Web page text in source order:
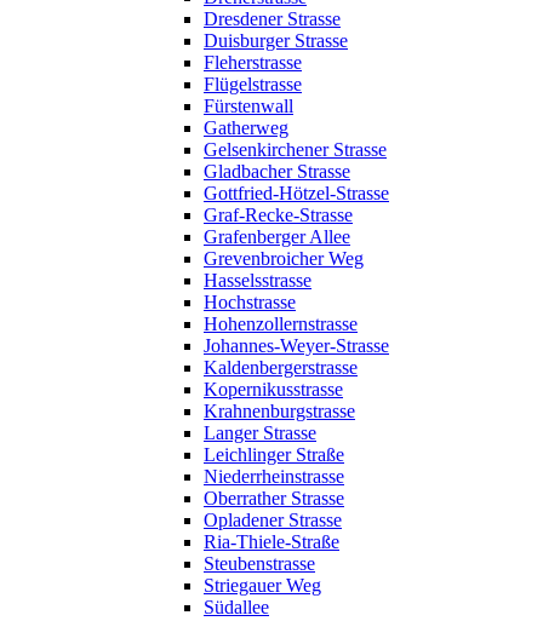
Dresdener Strasse
Duisburger Strasse
Fleherstrasse
Flügelstrasse
Fürstenwall
Gatherweg
Gelsenkirchener Strasse
Gladbacher Strasse
Gottfried-Hötzel-Strasse
Graf-Recke-Strasse
Grafenberger Allee
Grevenbroicher Weg
Hasselsstrasse
Hochstrasse
Hohenzollernstrasse
Johannes-Weyer-Strasse
Kaldenbergerstrasse
Kopernikusstrasse
Krahnenburgstrasse
Langer Strasse
Leichlinger Straße
Niederrheinstrasse
Oberrather Strasse
Opladener Strasse
Ria-Thiele-Straße
Steubenstrasse
Striegauer Weg
Südallee